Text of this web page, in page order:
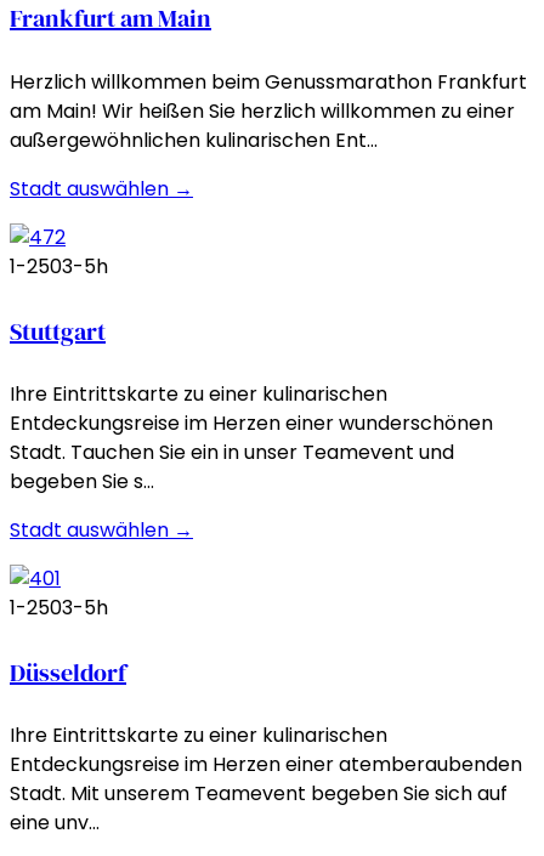
Frankfurt am Main
Herzlich willkommen beim Genussmarathon Frankfurt
am Main! Wir heißen Sie herzlich willkommen zu einer
außergewöhnlichen kulinarischen Ent…
Stadt auswählen →
1-2503-5h
Stuttgart
Ihre Eintrittskarte zu einer kulinarischen
Entdeckungsreise im Herzen einer wunderschönen
Stadt. Tauchen Sie ein in unser Teamevent und
begeben Sie s…
Stadt auswählen →
1-2503-5h
Düsseldorf
Ihre Eintrittskarte zu einer kulinarischen
Entdeckungsreise im Herzen einer atemberaubenden
Stadt. Mit unserem Teamevent begeben Sie sich auf
eine unv…